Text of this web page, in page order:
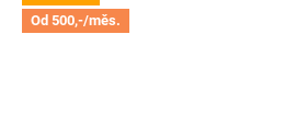
Od 500,-/měs.